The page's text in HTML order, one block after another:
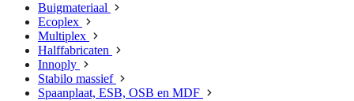
Buigmateriaal
Ecoplex
Multiplex
Halffabricaten
Innoply
Stabilo massief
Spaanplaat, ESB, OSB en MDF